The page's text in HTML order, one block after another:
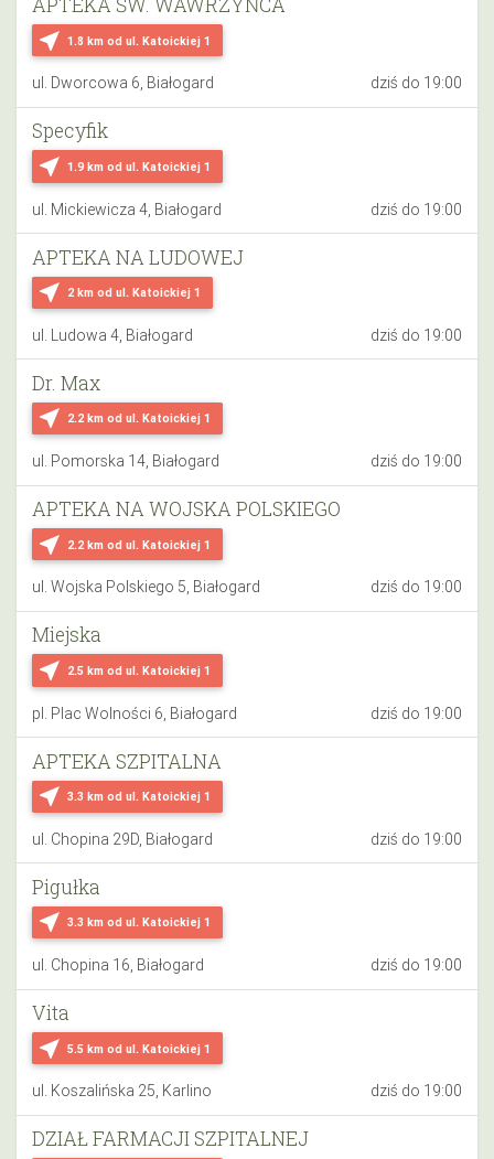
near_me 1.8 km od ul. Katoickiej 1
ul. Dworcowa 6, Białogard dziś do 19:00
near_me 1.9 km od ul. Katoickiej 1
Specyfik
ul. Mickiewicza 4, Białogard dziś do 19:00
near_me 2 km od ul. Katoickiej 1
APTEKA NA LUDOWEJ
ul. Ludowa 4, Białogard dziś do 19:00
near_me 2.2 km od ul. Katoickiej 1
Dr. Max
ul. Pomorska 14, Białogard dziś do 19:00
near_me 2.2 km od ul. Katoickiej 1
APTEKA NA WOJSKA POLSKIEGO
ul. Wojska Polskiego 5, Białogard dziś do 19:00
near_me 2.5 km od ul. Katoickiej 1
Miejska
pl. Plac Wolności 6, Białogard dziś do 19:00
near_me 3.3 km od ul. Katoickiej 1
APTEKA SZPITALNA
ul. Chopina 29D, Białogard dziś do 19:00
near_me 3.3 km od ul. Katoickiej 1
Pigułka
ul. Chopina 16, Białogard dziś do 19:00
near_me 5.5 km od ul. Katoickiej 1
Vita
ul. Koszalińska 25, Karlino dziś do 19:00
DZIAŁ FARMACJI SZPITALNEJ